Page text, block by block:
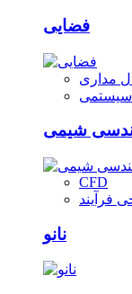
فضایی
مداری
شیمی
CFD
فرآیند
نانو